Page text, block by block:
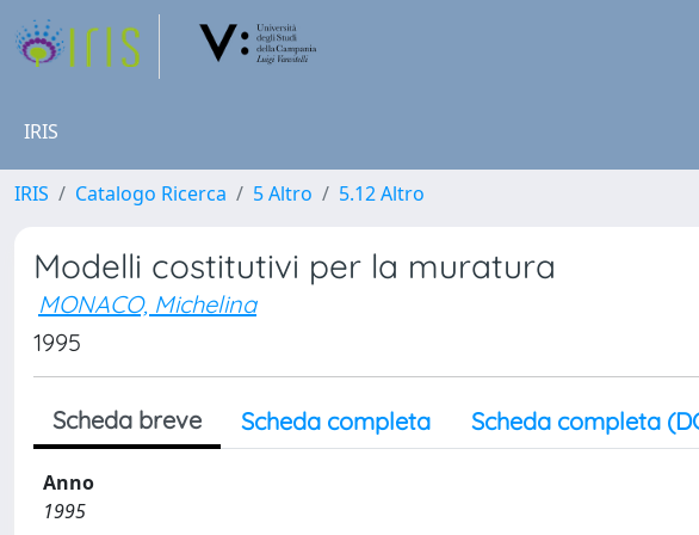
IRIS
IRIS Catalogo Ricerca 5 Altro 5.12 Altro
Modelli costitutivi per la muratura
MONACO, Michelina
1995
Scheda breve Scheda completa Scheda completa
Anno
1995